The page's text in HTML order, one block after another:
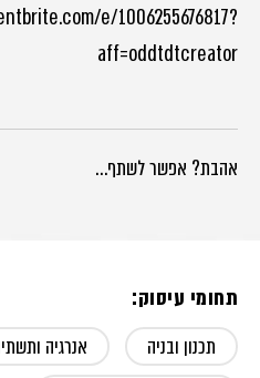
e/1006255676817?
aff=oddtdtcreator
אהבת? אפשר לשתף…
תחומי עיסוק:
תכנון ובניה
אנרגיה